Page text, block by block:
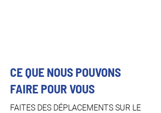
CE QUE NOUS POUVONS
FAIRE POUR VOUS
FAITES DES DÉPLACEMENTS SUR LE